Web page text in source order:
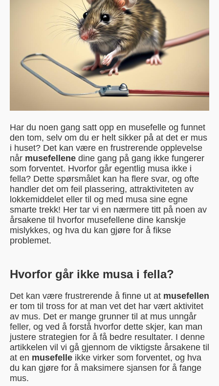
Har du noen gang satt opp en musefelle og funnet
den tom, selv om du er helt sikker på at det er mus
i huset? Det kan være en frustrerende opplevelse
når musefellene dine gang på gang ikke fungerer
som forventet. Hvorfor går egentlig musa ikke i
fella? Dette spørsmålet kan ha flere svar, og ofte
handler det om feil plassering, attraktiviteten av
lokkemiddelet eller til og med musa sine egne
smarte trekk! Her tar vi en nærmere titt på noen av
årsakene til hvorfor musefellene dine kanskje
mislykkes, og hva du kan gjøre for å fikse
problemet.
Hvorfor går ikke musa i fella?
Det kan være frustrerende å finne ut at musefellen
er tom til tross for at man vet det har vært aktivitet
av mus. Det er mange grunner til at mus unngår
feller, og ved å forstå hvorfor dette skjer, kan man
justere strategien for å få bedre resultater. I denne
artikkelen vil vi gå gjennom de viktigste årsakene til
at en musefelle ikke virker som forventet, og hva
du kan gjøre for å maksimere sjansen for å fange
mus.